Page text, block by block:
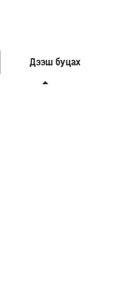
Дээш буцах